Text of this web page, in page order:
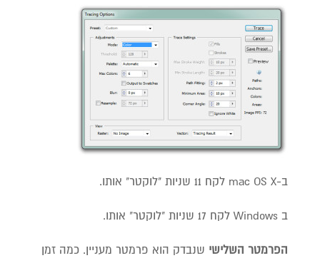
ב-mac OS X לקח 11 שניות "לוקטר" אותו.
ב Windows לקח 17 שניות "לוקטר" אותו.
הפרמטר השלישי שנבדק הוא פרמטר מעניין. כמה זמן